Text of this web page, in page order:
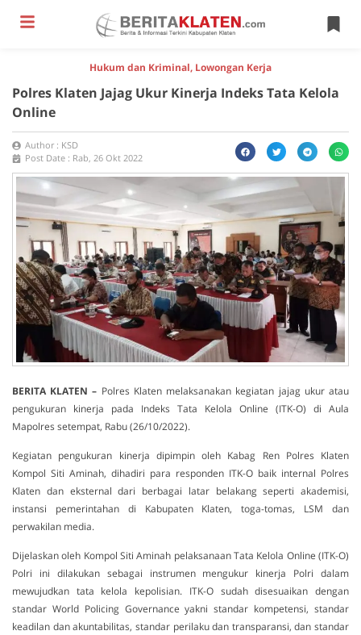
Hukum dan Kriminal, Lowongan Kerja
Polres Klaten Jajag Ukur Kinerja Indeks Tata Kelola
Online
Author : KSD
Post Date : Rab, 26 Okt 2022
BERITA KLATEN – Polres Klaten melaksanakan kegiatan jajag ukur atau
pengukuran kinerja pada Indeks Tata Kelola Online (ITK-O) di Aula
Mapolres setempat, Rabu (26/10/2022).
Kegiatan pengukuran kinerja dipimpin oleh Kabag Ren Polres Klaten
Kompol Siti Aminah, dihadiri para responden ITK-O baik internal Polres
Klaten dan eksternal dari berbagai latar belakang seperti akademisi,
instansi pemerintahan di Kabupaten Klaten, toga-tomas, LSM dan
perwakilan media.
Dijelaskan oleh Kompol Siti Aminah pelaksanaan Tata Kelola Online (ITK-O)
Polri ini dilakukan sebagai instrumen mengukur kinerja Polri dalam
mewujudkan tata kelola kepolisian. ITK-O sudah disesuaikan dengan
standar World Policing Governance yakni standar kompetensi, standar
keadilan dan akuntabilitas, standar perilaku dan transparansi, dan standar